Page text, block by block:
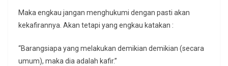
Maka engkau jangan menghukumi dengan pasti akan
kekafirannya. Akan tetapi yang engkau katakan :
“Barangsiapa yang melakukan demikian demikian (secara
umum), maka dia adalah kafir.”